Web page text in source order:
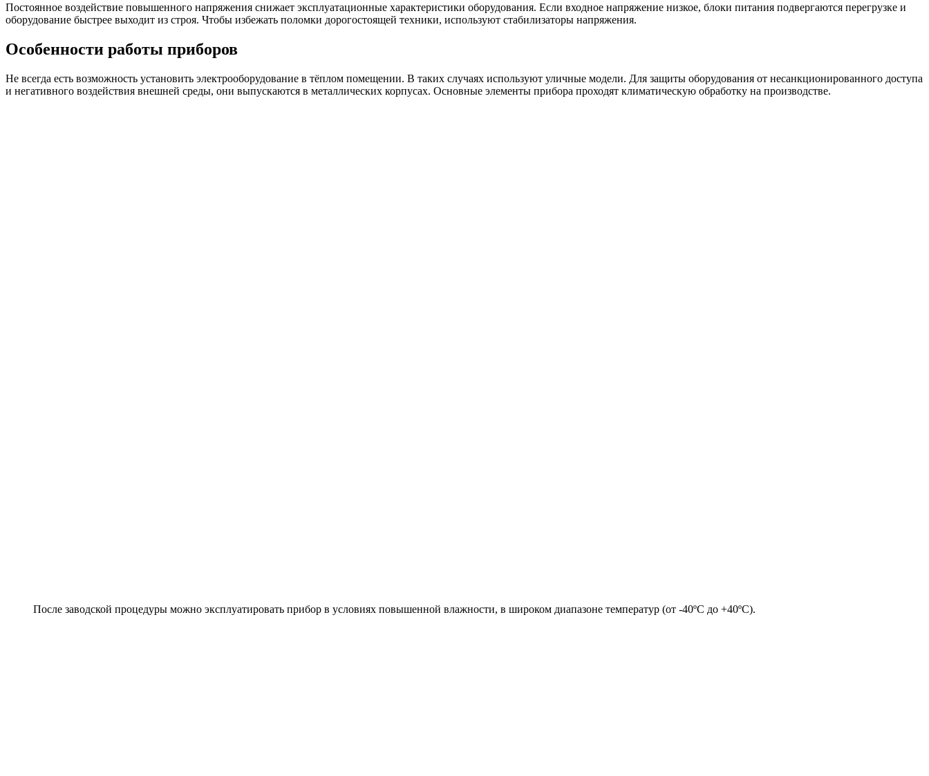
Постоянное воздействие повышенного напряжения снижает эксплуатационные характеристики оборудования. Если входное напряжение низкое, блоки питания подвергаются перегрузке и
оборудование быстрее выходит из строя. Чтобы избежать поломки дорогостоящей техники, используют стабилизаторы напряжения.
Особенности работы приборов
Не всегда есть возможность установить электрооборудование в тёплом помещении. В таких случаях используют уличные модели. Для защиты оборудования от несанкционированного доступа
и негативного воздействия внешней среды, они выпускаются в металлических корпусах. Основные элементы прибора проходят климатическую обработку на производстве.
После заводской процедуры можно эксплуатировать прибор в условиях повышенной влажности, в широком диапазоне температур (от -40ºС до +40ºС).